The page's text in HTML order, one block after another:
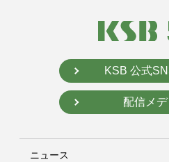
KSB 公式
配信メ
ニュース